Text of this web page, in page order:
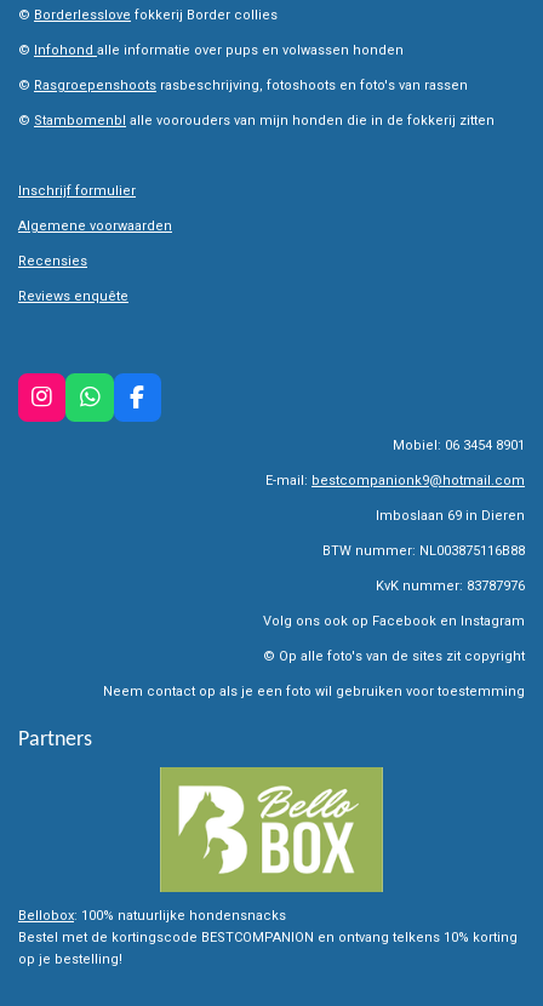
© Borderlesslove fokkerij Border collies
© Infohond alle informatie over pups en volwassen honden
© Rasgroepenshoots rasbeschrijving, fotoshoots en foto's van rassen
© Stambomenbl alle voorouders van mijn honden die in de fokkerij zitten
Inschrijf formulier
Algemene voorwaarden
Recensies
Reviews enquête
I
n
W
h
F
a
Mobiel: 06 3454 8901
E-mail: bestcompanionk9@hotmail.com
Imboslaan 69 in Dieren
BTW nummer: NL003875116B88
KvK nummer: 83787976
Volg ons ook op Facebook en Instagram
© Op alle foto's van de sites zit copyright
Neem contact op als je een foto wil gebruiken voor toestemming
Partners
Bellobox: 100% natuurlijke hondensnacks
Bestel met de kortingscode BESTCOMPANION en ontvang telkens 10% korting
op je bestelling!